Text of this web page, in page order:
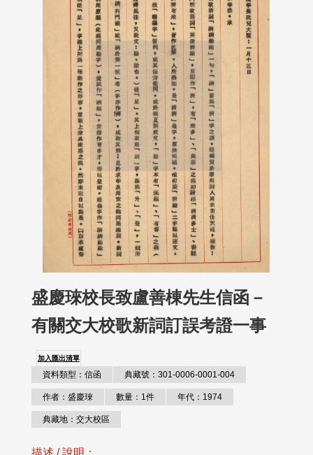
盛慶琜校長致盧善棟先生信函－
有關交大校歌新詞訂誤考證一事
加入匯出清單
資料類型：信函 典藏號：301-0006-0001-004
作者：盛慶琜 數量：1件 年代：1974
典藏地：交大校區